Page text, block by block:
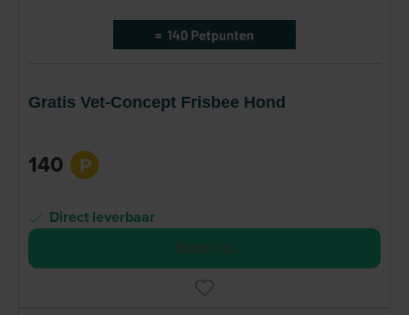
Gratis Vet-Concept Frisbee Hond
140 P
Direct leverbaar
Bestel nu